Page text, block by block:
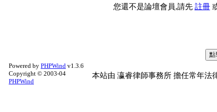
您還不是論壇會員,請先 註冊
Powered by PHPWind v1.3.6
Copyright © 2003-04
PHPWind
本站由 瀛睿律師事務所 擔任常年法